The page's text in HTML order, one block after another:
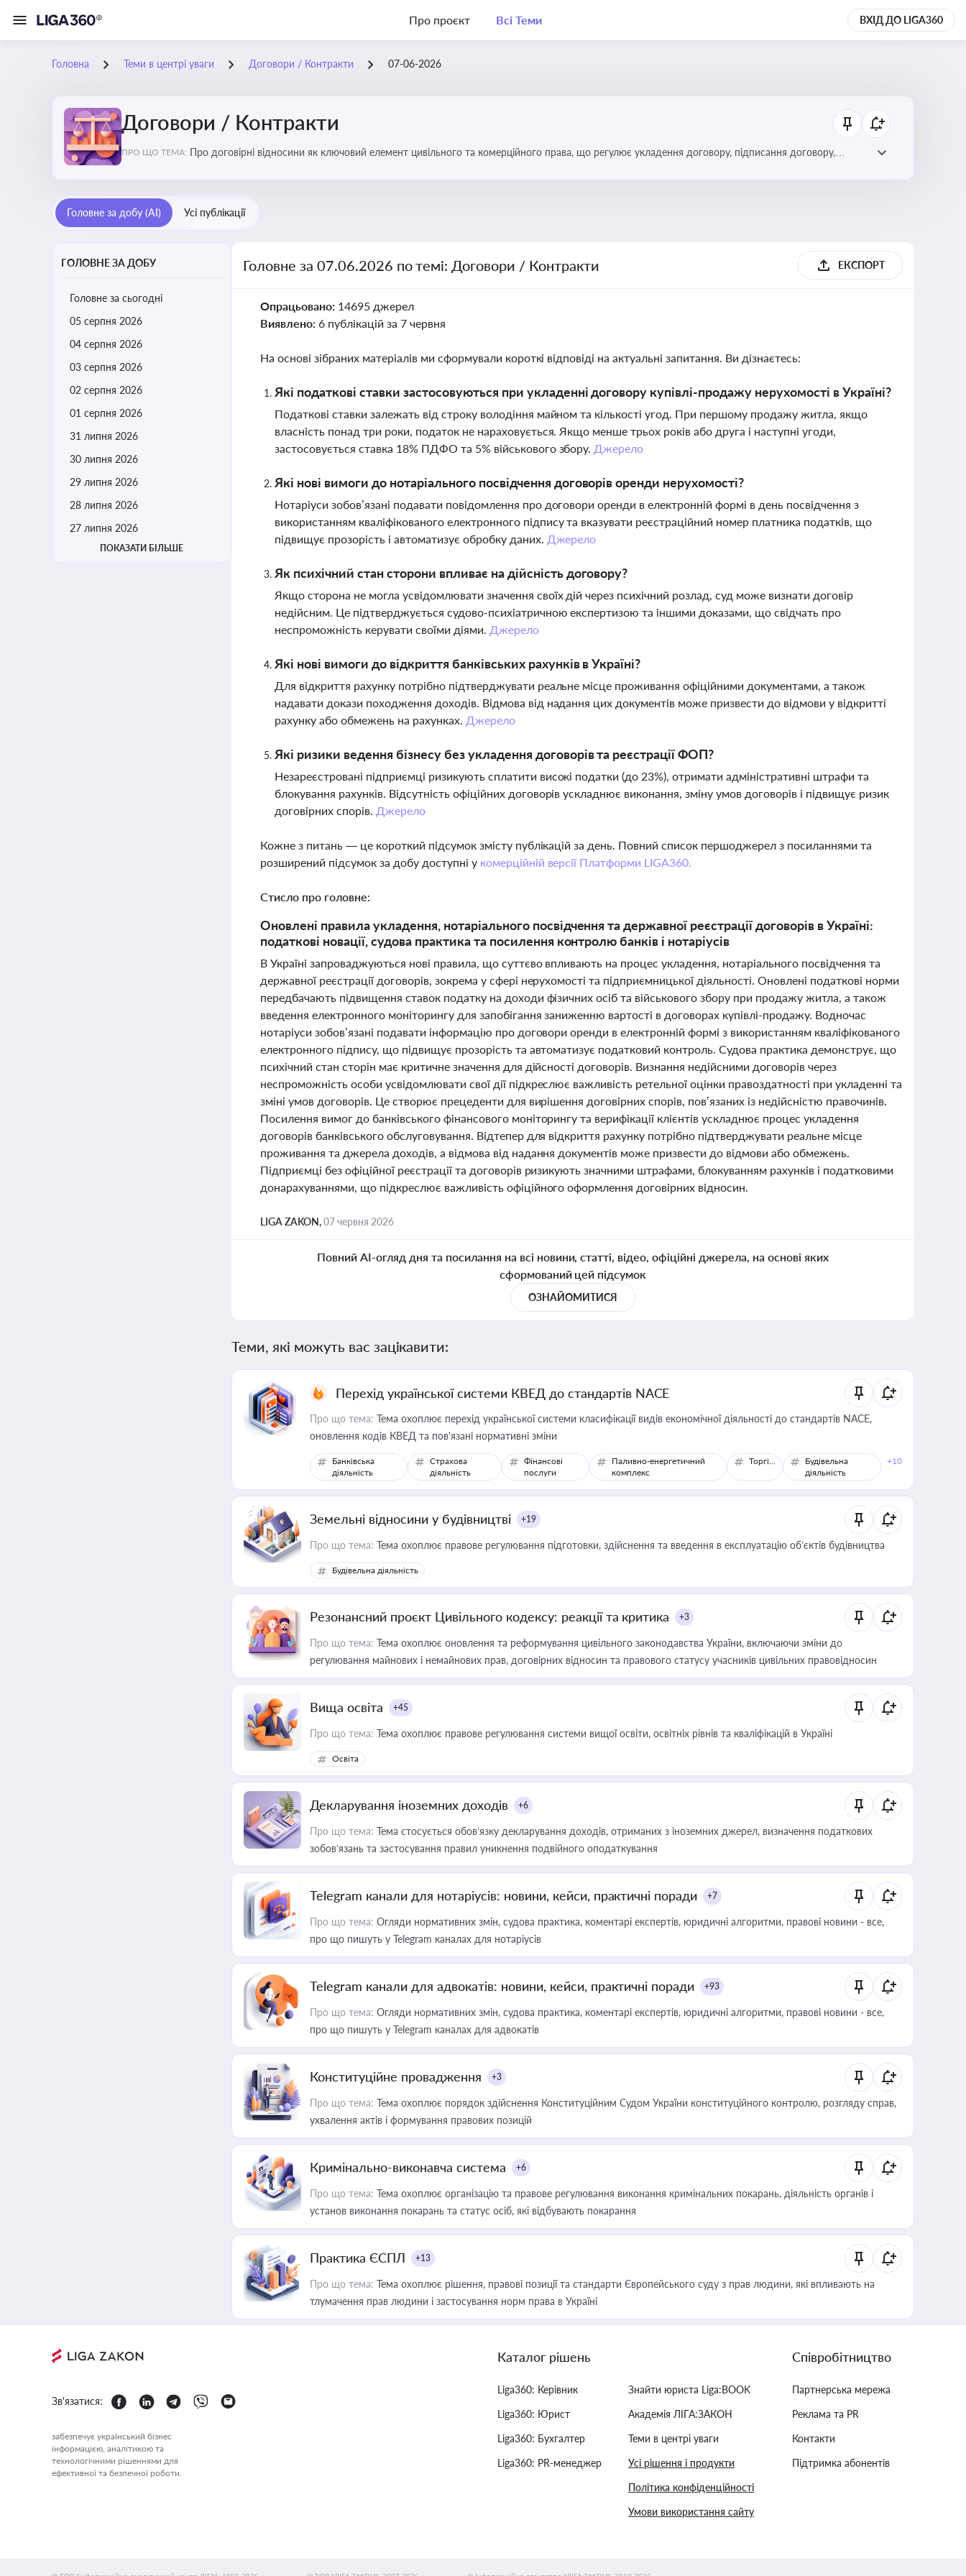
Про проєкт Всі Теми ВХІД ДО LIGA360
Головна Теми в центрі уваги Договори / Контракти 07-06-2026
Договори / Контракти
ПРО ЩО ТЕМА: Про договірні відносини як ключовий елемент цивільного та комерційного права, що регулює укладення договору, підписання договору,
Головне за добу (AI) Усі публікації
ГОЛОВНЕ ЗА ДОБУ
Головне за сьогодні
05 серпня 2026
04 серпня 2026
03 серпня 2026
02 серпня 2026
01 серпня 2026
31 липня 2026
30 липня 2026
29 липня 2026
28 липня 2026
27 липня 2026
ПОКАЗАТИ БІЛЬШЕ
Головне за 07.06.2026 по темі: Договори / Контракти ЕКСПОРТ
Опрацьовано: 14695 джерел
Виявлено: 6 публікацій за 7 червня
На основі зібраних матеріалів ми сформували короткі відповіді на актуальні запитання. Ви дізнаєтесь:
Які податкові ставки застосовуються при укладенні договору купівлі-продажу нерухомості в Україні?
Податкові ставки залежать від строку володіння майном та кількості угод. При першому продажу житла, якщо
власність понад три роки, податок не нараховується. Якщо менше трьох років або друга і наступні угоди,
застосовується ставка 18% ПДФО та 5% військового збору. Джерело
Які нові вимоги до нотаріального посвідчення договорів оренди нерухомості?
Нотаріуси зобов’язані подавати повідомлення про договори оренди в електронній формі в день посвідчення з
використанням кваліфікованого електронного підпису та вказувати реєстраційний номер платника податків, що
підвищує прозорість і автоматизує обробку даних. Джерело
Як психічний стан сторони впливає на дійсність договору?
Якщо сторона не могла усвідомлювати значення своїх дій через психічний розлад, суд може визнати договір
недійсним. Це підтверджується судово-психіатричною експертизою та іншими доказами, що свідчать про
неспроможність керувати своїми діями. Джерело
Які нові вимоги до відкриття банківських рахунків в Україні?
Для відкриття рахунку потрібно підтверджувати реальне місце проживання офіційними документами, а також
надавати докази походження доходів. Відмова від надання цих документів може призвести до відмови у відкритті
рахунку або обмежень на рахунках. Джерело
Які ризики ведення бізнесу без укладення договорів та реєстрації ФОП?
Незареєстровані підприємці ризикують сплатити високі податки (до 23%), отримати адміністративні штрафи та
блокування рахунків. Відсутність офіційних договорів ускладнює виконання, зміну умов договорів і підвищує ризик
договірних спорів. Джерело
Кожне з питань — це короткий підсумок змісту публікацій за день. Повний список першоджерел з посиланнями та
розширений підсумок за добу доступні у комерційній версії Платформи LIGA360.
Стисло про головне:
Оновлені правила укладення, нотаріального посвідчення та державної реєстрації договорів в Україні:
податкові новації, судова практика та посилення контролю банків і нотаріусів
В Україні запроваджуються нові правила, що суттєво впливають на процес укладення, нотаріального посвідчення та
державної реєстрації договорів, зокрема у сфері нерухомості та підприємницької діяльності. Оновлені податкові норми
передбачають підвищення ставок податку на доходи фізичних осіб та військового збору при продажу житла, а також
введення електронного моніторингу для запобігання заниженню вартості в договорах купівлі-продажу. Водночас
нотаріуси зобов’язані подавати інформацію про договори оренди в електронній формі з використанням кваліфікованого
електронного підпису, що підвищує прозорість та автоматизує податковий контроль. Судова практика демонструє, що
психічний стан сторін має критичне значення для дійсності договорів. Визнання недійсними договорів через
неспроможність особи усвідомлювати свої дії підкреслює важливість ретельної оцінки правоздатності при укладенні та
зміні умов договорів. Це створює прецеденти для вирішення договірних спорів, пов’язаних із недійсністю правочинів.
Посилення вимог до банківського фінансового моніторингу та верифікації клієнтів ускладнює процес укладення
договорів банківського обслуговування. Відтепер для відкриття рахунку потрібно підтверджувати реальне місце
проживання та джерела доходів, а відмова від надання документів може призвести до відмови або обмежень.
Підприємці без офіційної реєстрації та договорів ризикують значними штрафами, блокуванням рахунків і податковими
донарахуваннями, що підкреслює важливість офіційного оформлення договірних відносин.
LIGA ZAKON,07 червня 2026
Повний AI-огляд дня та посилання на всі новини, статті, відео, офіційні джерела, на основі яких
сформований цей підсумок
ОЗНАЙОМИТИСЯ
Теми, які можуть вас зацікавити:
Перехід української системи КВЕД до стандартів NACE
Про що тема: Тема охоплює перехід української системи класифікації видів економічної діяльності до стандартів NACE,
оновлення кодів КВЕД та пов'язані нормативні зміни
Банківська
діяльність
Страхова
діяльність
Фінансові
послуги
Паливно-енергетичний
комплекс
Торгівля
Будівельна
діяльність
+10
Земельні відносини у будівництві +19
Про що тема: Тема охоплює правове регулювання підготовки, здійснення та введення в експлуатацію об’єктів будівництва
Будівельна діяльність
Резонансний проєкт Цивільного кодексу: реакції та критика +3
Про що тема: Тема охоплює оновлення та реформування цивільного законодавства України, включаючи зміни до
регулювання майнових і немайнових прав, договірних відносин та правового статусу учасників цивільних правовідносин
Вища освіта +45
Про що тема: Тема охоплює правове регулювання системи вищої освіти, освітніх рівнів та кваліфікацій в Україні
Освіта
Декларування іноземних доходів +6
Про що тема: Тема стосується обов’язку декларування доходів, отриманих з іноземних джерел, визначення податкових
зобов’язань та застосування правил уникнення подвійного оподаткування
Telegram канали для нотаріусів: новини, кейси, практичні поради +7
Про що тема: Огляди нормативних змін, судова практика, коментарі експертів, юридичні алгоритми, правові новини - все,
про що пишуть у Telegram каналах для нотаріусів
Telegram канали для адвокатів: новини, кейси, практичні поради +93
Про що тема: Огляди нормативних змін, судова практика, коментарі експертів, юридичні алгоритми, правові новини - все,
про що пишуть у Telegram каналах для адвокатів
Конституційне провадження +3
Про що тема: Тема охоплює порядок здійснення Конституційним Судом України конституційного контролю, розгляду справ,
ухвалення актів і формування правових позицій
Кримінально-виконавча система +6
Про що тема: Тема охоплює організацію та правове регулювання виконання кримінальних покарань, діяльність органів і
установ виконання покарань та статус осіб, які відбувають покарання
Практика ЄСПЛ +13
Про що тема: Тема охоплює рішення, правові позиції та стандарти Європейського суду з прав людини, які впливають на
тлумачення прав людини і застосування норм права в Україні
Зв'язатися:
забезпечує український бізнес
інформацією, аналітикою та
технологічними рішеннями для
ефективної та безпечної роботи.
Каталог рішень
Liga360: Керівник
Liga360: Юрист
Liga360: Бухгалтер
Liga360: PR-менеджер
Знайти юриста Liga:BOOK
Академія ЛІГА:ЗАКОН
Теми в центрі уваги
Усі рішення і продукти
Політика конфіденційності
Умови використання сайту
Співробітництво
Партнерська мережа
Реклама та PR
Контакти
Підтримка абонентів